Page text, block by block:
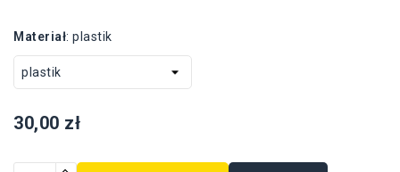
Materiał: plastik
30,00 zł